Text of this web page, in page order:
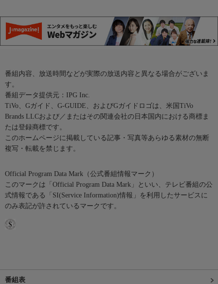
番組内容、放送時間などが実際の放送内容と異なる場合がございま
す。
番組データ提供元：IPG Inc.
TiVo、Gガイド、G-GUIDE、およびGガイドロゴは、米国TiVo
Brands LLCおよび／またはその関連会社の日本国内における商標ま
たは登録商標です。
このホームページに掲載している記事・写真等あらゆる素材の無断
複写・転載を禁じます。
Official Program Data Mark（公式番組情報マーク）
このマークは「Official Program Data Mark」といい、テレビ番組の公
式情報である「SI(Service Information)情報」を利用したサービスに
のみ表記が許されているマークです。
番組表